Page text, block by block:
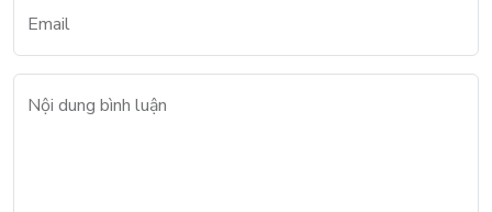
Email
Nội dung bình luận